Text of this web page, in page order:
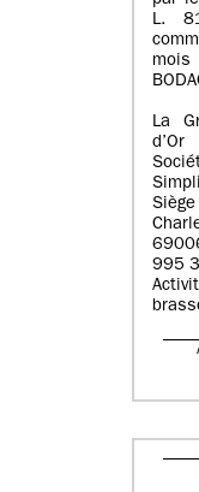
L.
La
d’Or
995